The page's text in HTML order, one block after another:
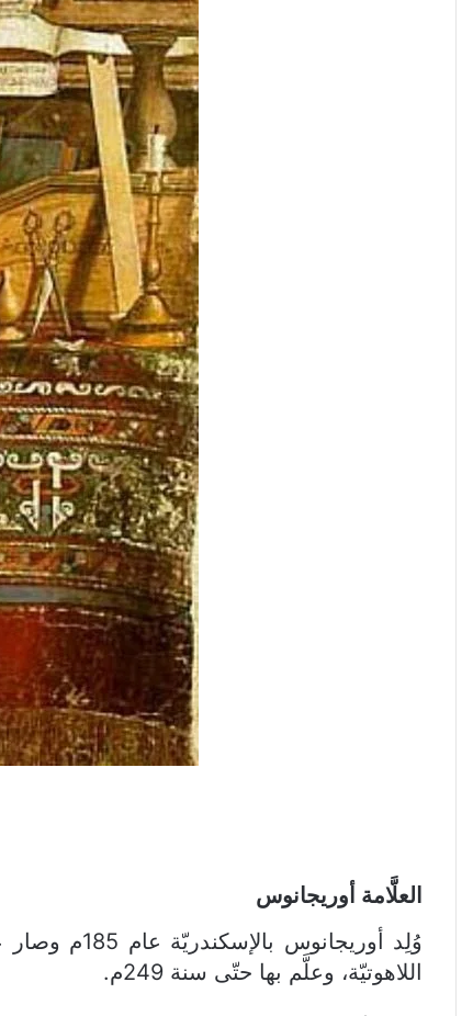
العلَّامة أوريجانوس
اللاهوتيّة، وعلَّم بها حتّى سنة 249م.